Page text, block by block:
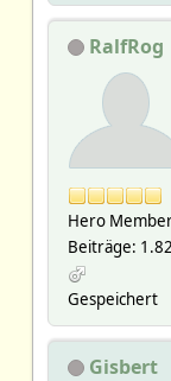
RalfRog
Hero
Beiträge:
Gespeichert
Gisbert